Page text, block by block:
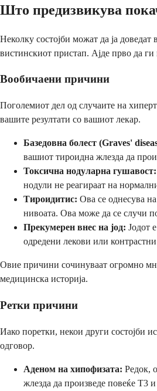
Што предизвикува
Неколку состојби можат да ја
вистинскиот пристап. Ајде прво да
Вообичаени причини
Поголемиот дел од случаите на
вашите резултати со вашиот лекар.
Базедовна болест (Graves'
вашиот тироидна жлезда да
Токсична нодуларна гушавост:
нодули не реагираат на
Тироидитис: Ова се однесува
нивоата. Ова може да се случи
Прекумерен внес на јод: Јодот
одредени лекови или
Овие причини сочинуваат огромно
медицинска историја.
Ретки причини
Иако поретки, некои други состојби
одговор.
Аденом на хипофизата: Редок,
жлезда да произведе повеќе Т3